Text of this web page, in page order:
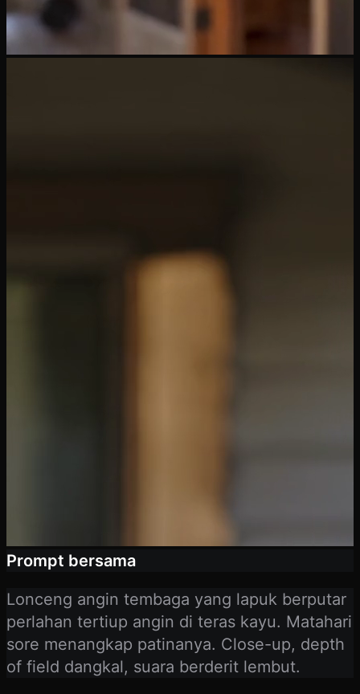
Prompt bersama
Lonceng angin tembaga yang lapuk berputar
perlahan tertiup angin di teras kayu. Matahari
sore menangkap patinanya. Close-up, depth
of field dangkal, suara berderit lembut.